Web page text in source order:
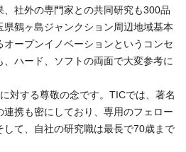
社外の専門家との共同研究も300品
鶴ヶ島ジャンクション周辺地域基本
ープンイノベーションというコンセ
ハード、ソフトの両面で大変参考に
対する尊敬の念です。TICでは、著名
携も密にしており、専用のフェロー
て、自社の研究職は最長で70歳まで